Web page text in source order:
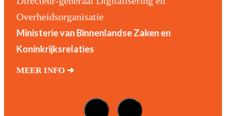
Overheidsorganisatie
Ministerie van Binnenlandse Zaken en
Koninkrijksrelaties
MEER INFO ➜